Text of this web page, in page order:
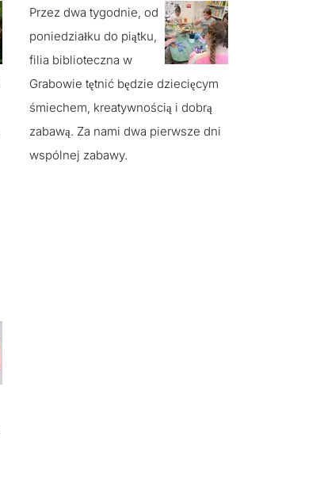
Przez dwa tygodnie, od
poniedziałku do piątku,
filia biblioteczna w
Grabowie tętnić będzie dziecięcym
śmiechem, kreatywnością i dobrą
zabawą. Za nami dwa pierwsze dni
wspólnej zabawy.